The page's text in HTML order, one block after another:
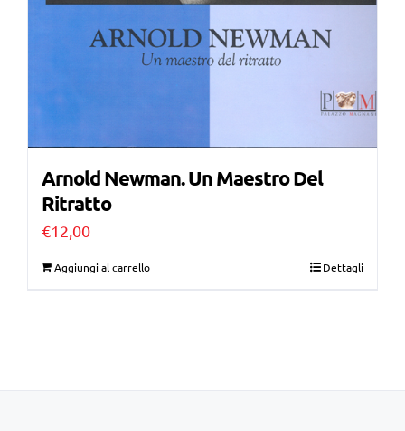
Arnold Newman. Un Maestro Del
Ritratto
€12,00
Aggiungi al carrello Dettagli